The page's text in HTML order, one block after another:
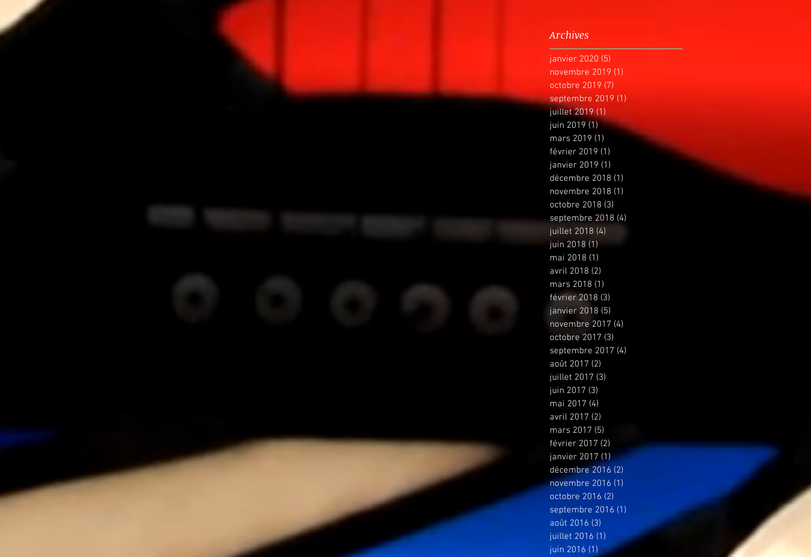
Archives
janvier 2020 (5)
novembre 2019 (1)
octobre 2019 (7)
septembre 2019 (1)
juillet 2019 (1)1 post
juin 2019 (1)1 post
mars 2019 (1) 1 post
février 2019 (1)
janvier 2019 (1)
décembre 2018 (1)
novembre 2018 (1)
octobre 2018 (3)
septembre 2018 (4)
juillet 2018 (4)
juin 2018 (1)1 post
mai 2018 (1)
avril 2018 (2)
mars 2018 (1)
février 2018 (3)
janvier 2018 (5)
novembre 2017 (4)
octobre 2017 (3)
septembre 2017 (4)
août 2017 (2)
juillet 2017 (3)
juin 2017 (3)
mai 2017 (4)
avril 2017 (2)
mars 2017 (5)
février 2017 (2) 2 posts
janvier 2017 (1)1 post
décembre 2016 (2)
novembre 2016 (1)
octobre 2016 (2)
septembre 2016 (1)
août 2016 (3)
juillet 2016 (1) 1 post
juin 2016 (1) 1 post